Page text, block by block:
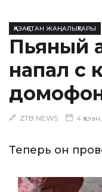
ҚАЗАҚСТАН ЖАҢАЛЫҚТАРЫ
Пьяный
напал с
ZTB NEWS 4
Теперь он